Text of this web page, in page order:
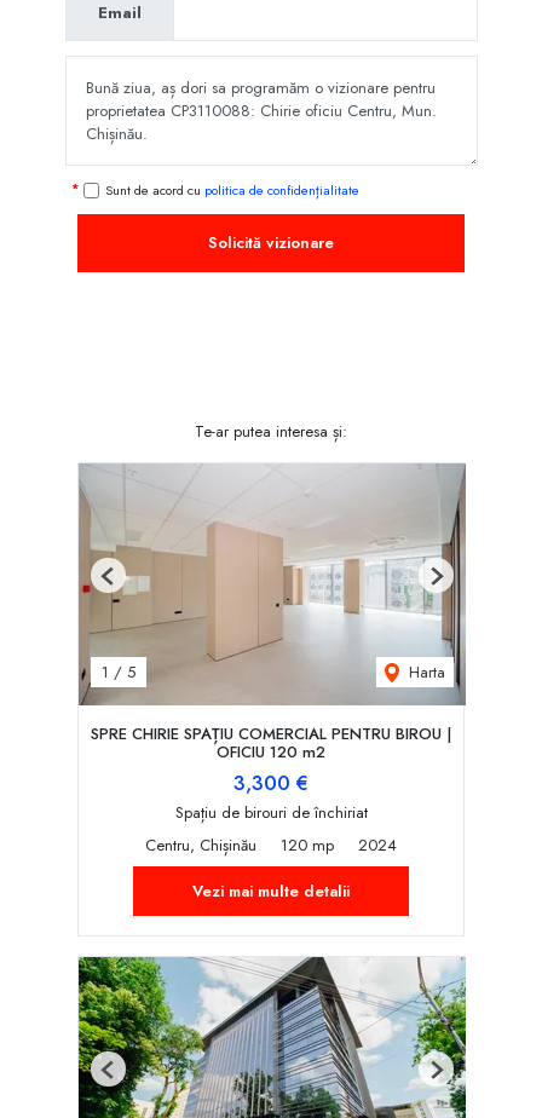
Email
Sunt de acord cu politica de confidențialitate
Solicită vizionare
Te-ar putea interesa și:
1 / 5 Harta
Previous Next
SPRE CHIRIE SPAȚIU COMERCIAL PENTRU BIROU |
OFICIU 120 m2
3,300 €
Spațiu de birouri de închiriat
Centru, Chișinău
120 mp
2024
Vezi mai multe detalii
Previous Next